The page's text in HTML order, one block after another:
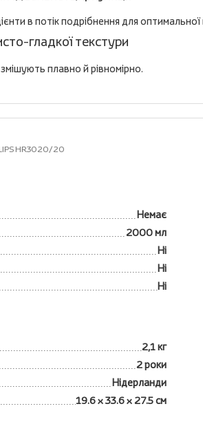
в потік подрібнення для оптимальної
гладкої текстури
плавно й рівномірно.
HR3020/20
Немає
2000 мл
Ні
Ні
Ні
2,1 кг
2 роки
Нідерланди
19.6 x 33.6 x 27.5 см